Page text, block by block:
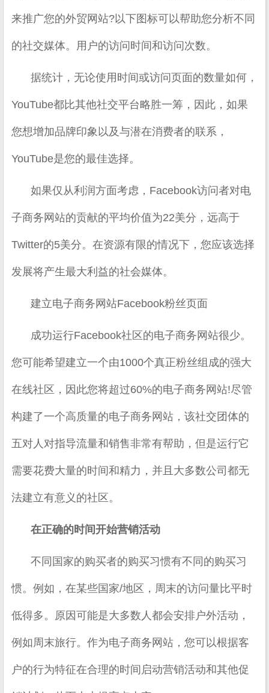
来推广您的外贸网站?以下图标可以帮助您分析不同
的社交媒体。用户的访问时间和访问次数。
据统计，无论使用时间或访问页面的数量如何，
YouTube都比其他社交平台略胜一筹，因此，如果
您想增加品牌印象以及与潜在消费者的联系，
YouTube是您的最佳选择。
如果仅从利润方面考虑，Facebook访问者对电
子商务网站的贡献的平均价值为22美分，远高于
Twitter的5美分。在资源有限的情况下，您应该选择
发展将产生最大利益的社会媒体。
建立电子商务网站Facebook粉丝页面
成功运行Facebook社区的电子商务网站很少。
您可能希望建立一个由1000个真正粉丝组成的强大
在线社区，因此您将超过60%的电子商务网站!尽管
构建了一个高质量的电子商务网站，该社交团体的
五对人对指导流量和销售非常有帮助，但是运行它
需要花费大量的时间和精力，并且大多数公司都无
法建立有意义的社区。
在正确的时间开始营销活动
不同国家的购买者的购买习惯有不同的购买习
惯。例如，在某些国家/地区，周末的访问量比平时
低得多。原因可能是大多数人都会安排户外活动，
例如周末旅行。作为电子商务网站，您可以根据客
户的行为特征在合理的时间启动营销活动和其他促